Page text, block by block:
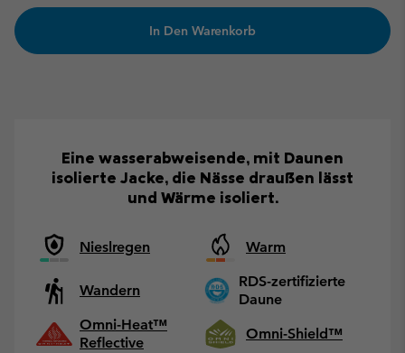
In Den Warenkorb
Eine wasserabweisende, mit Daunen
isolierte Jacke, die Nässe draußen lässt
und Wärme isoliert.
Nieslregen Warm
Wandern
RDS-zertifizierte
Daune
Omni-Heat™
Reflective
Omni-Shield™